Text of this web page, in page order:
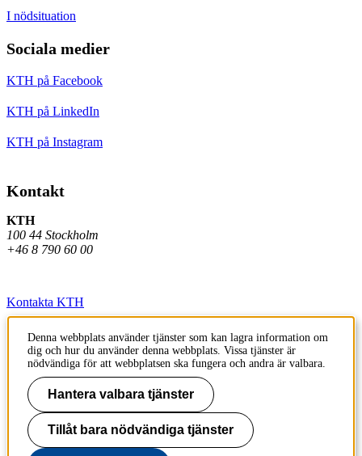
I nödsituation
Sociala medier
KTH på Facebook
KTH på LinkedIn
KTH på Instagram
Kontakt
KTH
100 44 Stockholm
+46 8 790 60 00
Kontakta KTH
Jobba på KTH
Press och media
Faktura och betalning KTH
Om KTH:s webbplatser
Denna webbplats använder tjänster som kan lagra information om
dig och hur du använder denna webbplats. Vissa tjänster är
nödvändiga för att webbplatsen ska fungera och andra är valbara.
Hantera valbara tjänster
Tillåt bara nödvändiga tjänster